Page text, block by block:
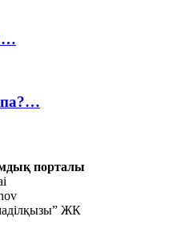
па?…
порталы
ЖК